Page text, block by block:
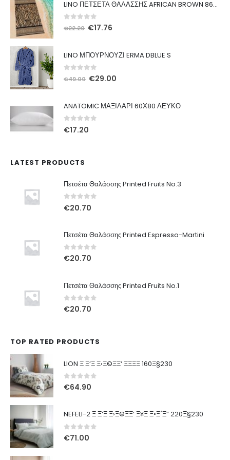
LINO ΠΕΤΣΕΤΑ ΘΑΛΑΣΣΗΣ AFRICAN BROWN 86X160
out of 5
€22.20 Original
€17.76
LINO ΜΠΟΥΡΝΟΥΖΙ ERMA DBLUE S
out of 5
€49.00 Original
€29.00
ANATOMIC ΜΑΞΙΛΑΡΙ 60Χ80 ΛΕΥΚΟ
0out of 5
€17.20
LATEST PRODUCTS
Πετσέτα Θαλάσσης Printed Fruits No.3
0out of 5
€20.70
Πετσέτα Θαλάσσης Printed Espresso-Martini
0out of 5
€20.70
Πετσέτα Θαλάσσης Printed Fruits No.1
0out of 5
€20.70
TOP RATED PRODUCTS
LION Ξ Ξ‘Ξ Ξ›Ξ©ΞΞ‘ ΞΞΞΞ 160Ξ§230
0out of 5
€64.90
NEFELI-2 Ξ Ξ‘Ξ Ξ›Ξ©ΞΞ‘ Ξ¥Ξ Ξ•Ξ΅Ξ” 220Ξ§230
0out of 5
€71.00